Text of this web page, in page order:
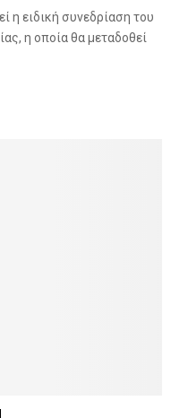
η ειδική συνεδρίαση του
η οποία θα μεταδοθεί